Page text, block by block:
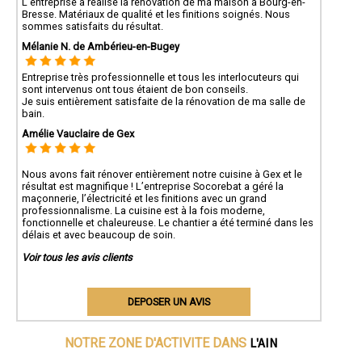
Bresse. Matériaux de qualité et les finitions soignés. Nous
sommes satisfaits du résultat.
Mélanie N. de Ambérieu-en-Bugey
Entreprise très professionnelle et tous les interlocuteurs qui
sont intervenus ont tous étaient de bon conseils.
Je suis entièrement satisfaite de la rénovation de ma salle de
bain.
Amélie Vauclaire de Gex
Nous avons fait rénover entièrement notre cuisine à Gex et le
résultat est magnifique ! L’entreprise Socorebat a géré la
maçonnerie, l’électricité et les finitions avec un grand
professionnalisme. La cuisine est à la fois moderne,
fonctionnelle et chaleureuse. Le chantier a été terminé dans les
délais et avec beaucoup de soin.
Voir tous les avis clients
DEPOSER UN AVIS
NOTRE ZONE D'ACTIVITE DANS L'AIN